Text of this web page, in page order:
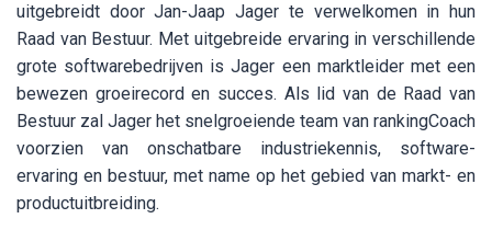
uitgebreidt door Jan-Jaap Jager te verwelkomen in hun
Raad van Bestuur. Met uitgebreide ervaring in verschillende
grote softwarebedrijven is Jager een marktleider met een
bewezen groeirecord en succes. Als lid van de Raad van
Bestuur zal Jager het snelgroeiende team van rankingCoach
voorzien van onschatbare industriekennis, software-
ervaring en bestuur, met name op het gebied van markt- en
productuitbreiding.